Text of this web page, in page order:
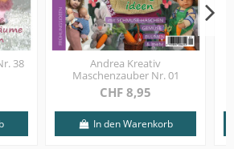
05
Andrea Kreativ
Maschenzauber Nr. 03
CHF 8,95
In den Warenkorb